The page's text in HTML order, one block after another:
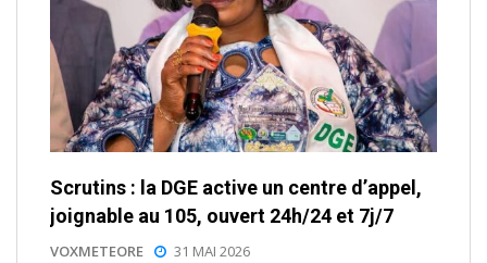
Scrutins : la DGE active un centre d’appel,
joignable au 105, ouvert 24h/24 et 7j/7
VOXMETEORE 31 MAI 2026